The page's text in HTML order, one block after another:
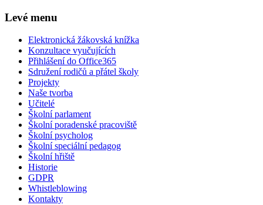
Levé menu
Elektronická žákovská knížka
Konzultace vyučujících
Přihlášení do Office365
Sdružení rodičů a přátel školy
Projekty
Naše tvorba
Učitelé
Školní parlament
Školní poradenské pracoviště
Školní psycholog
Školní speciální pedagog
Školní hřiště
Historie
GDPR
Whistleblowing
Kontakty